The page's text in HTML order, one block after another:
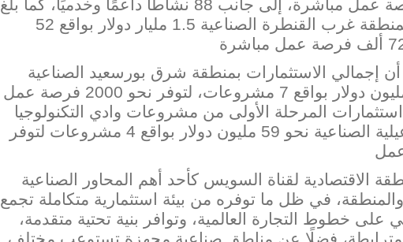
أكثر من 133 ألف فرصة عمل مباشرة، إلى جانب 88 نشاطًا داعمًا وخدميًا، كما بلغ
غرب القنطرة
الصناعية 1.5 مليار دولار بواقع 52
إجمالي الاستثمارات بمنطقة شرق بورسعيد الصناعية
ن دولار بواقع 7 مشروعات، لتوفر نحو 2000 فرصة عمل
المرحلة الأولى من مشروعات وادي التكنولوجيا
بمنطقة شرق الإسماعيلية الصناعية نحو 59 مليون دولار بواقع 4 مشروعات لتوفر
الاقتصادية لقناة السويس كأحد أهم المحاور الصناعية
في ظل ما توفره من بيئة ا ستثمارية متكاملة تجمع
على خطوط التجارة العالمية، وتوافر بنية تحتية متقدمة،